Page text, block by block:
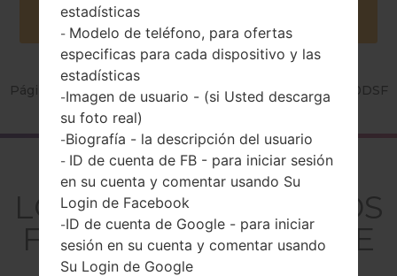
Página principal →Serie →LG K10 Dual LTE →LGK430DSF
El resumen
LGK430DSF(LGK430DS
F) akaLG K10 Dual LTE
estadísticas
- Modelo de teléfono, para ofertas
especificas para cada dispositivo y las
estadísticas
-Imagen de usuario - (si Usted descarga
su foto real)
-Biografía - la descripción del usuario
- ID de cuenta de FB - para iniciar sesión
en su cuenta y comentar usando Su
Login de Facebook
-ID de cuenta de Google - para iniciar
sesión en su cuenta y comentar usando
Su Login de Google